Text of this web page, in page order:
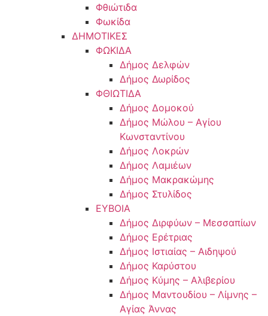
Φθιώτιδα
Φωκίδα
ΔΗΜΟΤΙΚΕΣ
ΦΩΚΙΔΑ
Δήμος Δελφών
Δήμος Δωρίδος
ΦΘΙΩΤΙΔΑ
Δήμος Δομοκού
Δήμος Μώλου – Αγίου
Κωνσταντίνου
Δήμος Λοκρών
Δήμος Λαμιέων
Δήμος Μακρακώμης
Δήμος Στυλίδος
ΕΥΒΟΙΑ
Δήμος Διρφύων – Μεσσαπίων
Δήμος Ερέτριας
Δήμος Ιστιαίας – Αιδηψού
Δήμος Καρύστου
Δήμος Κύμης – Αλιβερίου
Δήμος Μαντουδίου – Λίμνης –
Αγίας Άννας